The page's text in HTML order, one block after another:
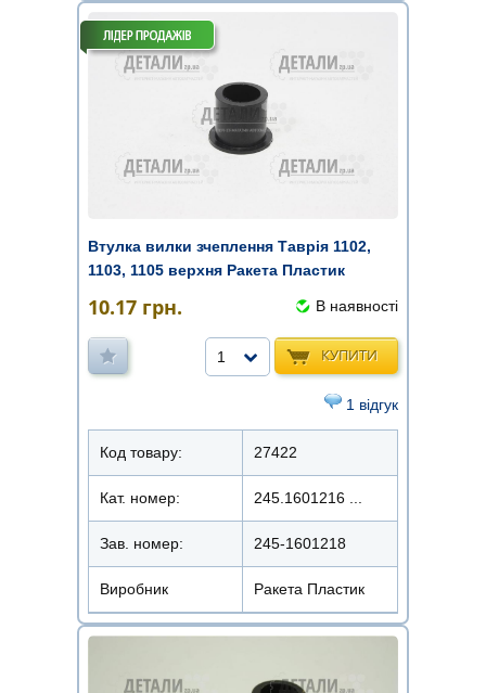
Втулка вилки зчеплення Таврія 1102,
1103, 1105 верхня Ракета Пластик
10.17 грн. В наявності
КУПИТИ
1
1 відгук
Код товару: 27422
Кат. номер: 245.1601216 ...
Зав. номер: 245-1601218
Виробник Ракета Пластик